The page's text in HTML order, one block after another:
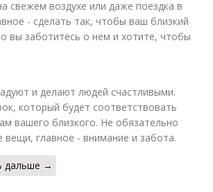
свежем воздухе или даже поездка в
- сделать так, чтобы ваш близкий
вы заботитесь о нем и хотите, чтобы
и делают людей счастливыми.
который будет соответствовать
вашего близкого. Не обязательно
вещи, главное - внимание и забота.
дальше →